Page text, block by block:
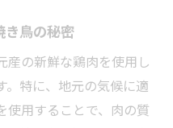
創作料理の提案
た一品料理
のお酒の魅力
き鳥の秘密
産の新鮮な鶏肉を使用し
。特に、地元の気候に適
使用することで、肉の質